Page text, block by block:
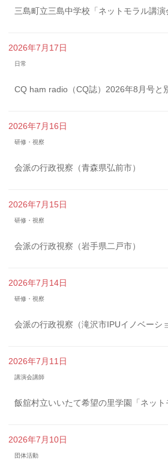
三島町立三島中学校「ネットモラル講演
2026年7月17日
日常
CQ ham radio（CQ誌）2026年8月号と
2026年7月16日
研修・視察
会派の行政視察（青森県弘前市）
2026年7月15日
研修・視察
会派の行政視察（岩手県二戸市）
2026年7月14日
研修・視察
会派の行政視察（滝沢市IPUイノベーシ
2026年7月11日
講演会講師
飯舘村立いいたて希望の里学園「ネット
2026年7月10日
団体活動